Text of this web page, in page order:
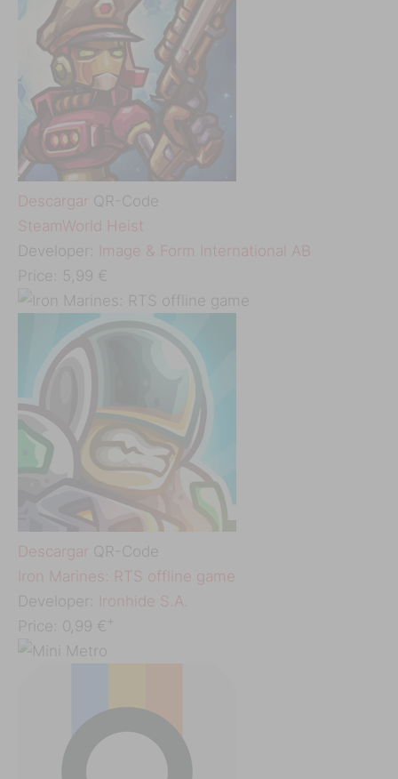
Descargar QR-Code
‎SteamWorld Heist
Developer:
Image & Form International AB
Price: 5,99 €
Descargar QR-Code
‎Iron Marines: RTS offline game
Developer:
Ironhide S.A.
Price: 0,99 € +